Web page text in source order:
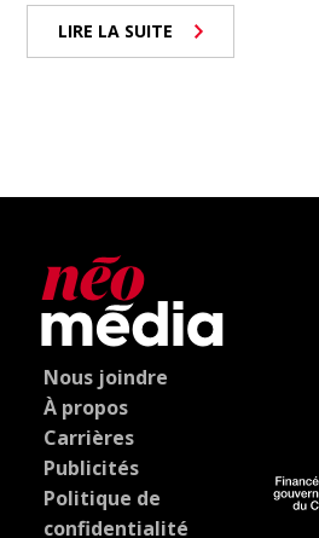
LIRE LA SUITE
Nous joindre
À propos
Carrières
Publicités
Politique de
confidentialité